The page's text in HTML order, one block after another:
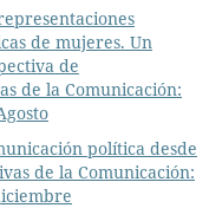
de mujeres. Un
de
de la Comunicación:
política desde
de la Comunicación: